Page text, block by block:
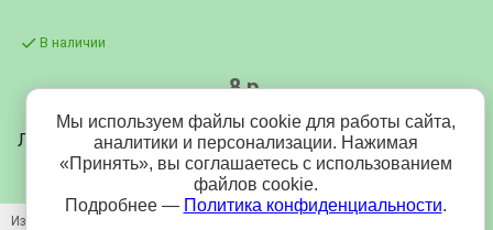
В наличии
8 р.
Лента парча/люрекс (бобина 25м) 6мм - 45р
Изображение
Мы используем файлы cookie для работы сайта,
аналитики и персонализации. Нажимая
«Принять», вы соглашаетесь с использованием
файлов cookie.
Подробнее — Политика конфиденциальности.